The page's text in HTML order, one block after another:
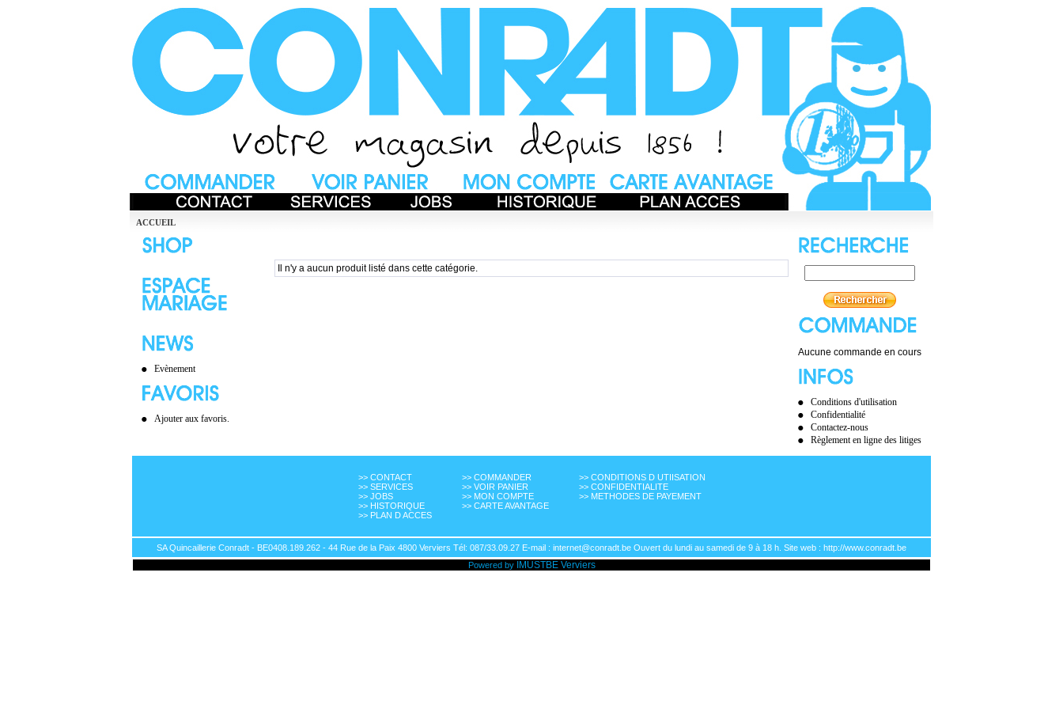
ACCUEIL
Evènement
Ajouter aux favoris.
Il n'y a aucun produit listé dans cette catégorie.
Aucune commande en cours
Conditions d'utilisation
Confidentialité
Contactez-nous
Règlement en ligne des litiges
>> CONTACT
>> SERVICES
>> JOBS
>> HISTORIQUE
>> PLAN D ACCES
>> COMMANDER
>> VOIR PANIER
>> MON COMPTE
>> CARTE AVANTAGE
>> CONDITIONS D UTIISATION
>> CONFIDENTIALITE
>> METHODES DE PAYEMENT
SA Quincaillerie Conradt - BE0408.189.262 - 44 Rue de la Paix 4800 Verviers Tél: 087/33.09.27 E-mail : internet@conradt.be Ouvert du lundi au samedi de 9 à 18 h. Site web : http://www.conradt.be
Powered by
IMUSTBE Verviers